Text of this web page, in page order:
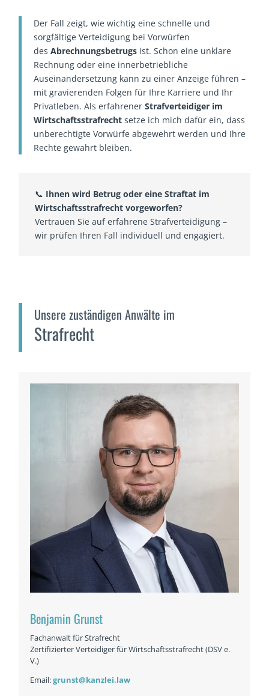
Der Fall zeigt, wie wichtig eine schnelle und
sorgfältige Verteidigung bei Vorwürfen
des Abrechnungsbetrugs ist. Schon eine unklare
Rechnung oder eine innerbetriebliche
Auseinandersetzung kann zu einer Anzeige führen –
mit gravierenden Folgen für Ihre Karriere und Ihr
Privatleben. Als erfahrener Strafverteidiger im
Wirtschaftsstrafrecht setze ich mich dafür ein, dass
unberechtigte Vorwürfe abgewehrt werden und Ihre
Rechte gewahrt bleiben.
📞 Ihnen wird Betrug oder eine Straftat im
Wirtschaftsstrafrecht vorgeworfen?
Vertrauen Sie auf erfahrene Strafverteidigung –
wir prüfen Ihren Fall individuell und engagiert.
Unsere zuständigen Anwälte im
Strafrecht
Benjamin Grunst
Fachanwalt für Strafrecht
Zertifizierter Verteidiger für Wirtschaftsstrafrecht (DSV e.
V.)
Email:grunst@kanzlei.law